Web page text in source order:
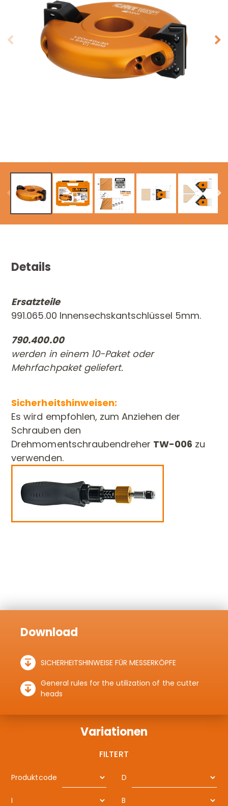
Details
Ersatzteile
991.065.00 Innensechskantschlüssel 5mm.
790.400.00
werden in einem 10-Paket oder
Mehrfachpaket geliefert.
Sicherheitshinweisen:
Es wird empfohlen, zum Anziehen der
Schrauben den
Drehmomentschraubendreher TW-006 zu
verwenden.
Download
SICHERHEITSHINWEISE FÜR MESSERKÖPFE
General rules for the utilization of the cutter
heads
Variationen
FILTERT
Produktcode D
I B